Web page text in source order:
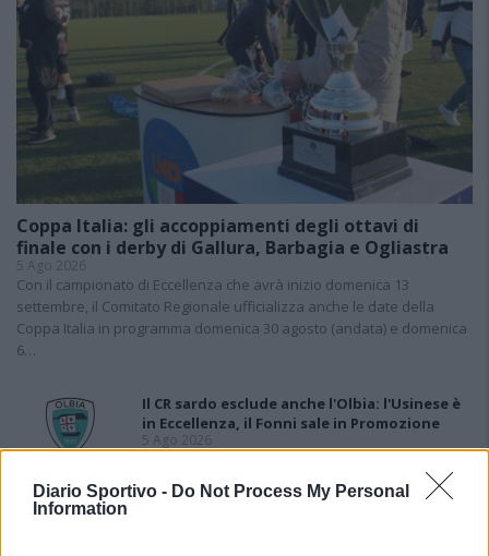
Diario Sportivo - Do Not Process My Personal
Information
Coppa Italia: gli accoppiamenti degli ottavi di
finale con i derby di Gallura, Barbagia e Ogliastra
5 Ago 2026
Con il campionato di Eccellenza che avrà inizio domenica 13
settembre, il Comitato Regionale ufficializza anche le date della
Coppa Italia in programma domenica 30 agosto (andata) e domenica
6…
Il CR sardo esclude anche l'Olbia: l'Usinese è
in Eccellenza, il Fonni sale in Promozione
5 Ago 2026
Caos Tempio, Sechi lascia: «Il mio impegno